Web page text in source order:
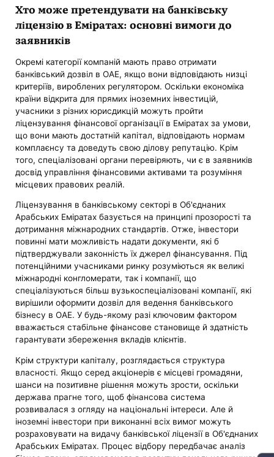
Хто може претендувати на банківську
ліцензію в Еміратах: основні вимоги до
заявників
Окремі категорії компаній мають право отримати
банківський дозвіл в ОАЕ, якщо вони відповідають низці
критеріїв, вироблених регулятором. Оскільки економіка
країни відкрита для прямих іноземних інвестицій,
учасники з різних юрисдикцій можуть пройти
ліцензування фінансової організації в Еміратах за умови,
що вони мають достатній капітал, відповідають нормам
комплаєнсу та доведуть свою ділову репутацію. Крім
того, спеціалізовані органи перевіряють, чи є в заявників
досвід управління фінансовими активами та розуміння
місцевих правових реалій.
Ліцензування в банківському секторі в Об'єднаних
Арабських Еміратах базується на принципі прозорості та
дотримання міжнародних стандартів. Отже, інвестори
повинні мати можливість надати документи, які б
підтверджували законність їх джерел фінансування. Під
потенційними учасниками ринку розуміються як великі
міжнародні конгломерати, так і компанії, що
спеціалізуються більш вузькоспеціалізовані компанії, які
вирішили оформити дозвіл для ведення банківського
бізнесу в ОАЕ. У будь-якому разі ключовим фактором
вважається стабільне фінансове становище й здатність
гарантувати збереження вкладів клієнтів.
Крім структури капіталу, розглядається структура
власності. Якщо серед акціонерів є місцеві громадяни,
шанси на позитивне рішення можуть зрости, оскільки
держава прагне того, щоб фінансова система
розвивалася з огляду на національні інтереси. Але й
іноземні інвестори при виконанні всіх вимог можуть
розраховувати на видачу банківської ліцензії в Об'єднаних
Арабських Еміратах. Процес відбору передбачає аналіз